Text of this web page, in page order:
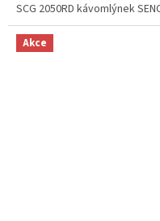
SCG 2050RD kávomlýnek
Akce